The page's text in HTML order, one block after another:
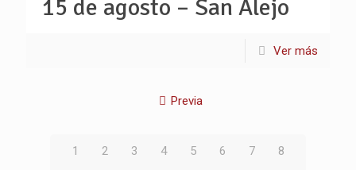
15 de agosto – San Alejo
Ver más
Previa
1 2 3 4 5 6 7
8